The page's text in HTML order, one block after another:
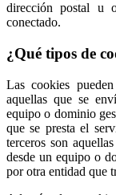
dirección postal u
conectado.
¿Qué tipos de
Las cookies
aquellas que se
equipo o dominio
que se presta el
terceros son
desde un equipo o
por otra entidad que